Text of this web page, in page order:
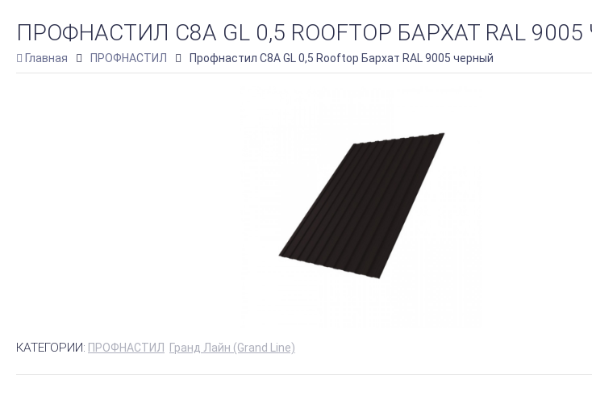
ПРОФНАСТИЛ С8А GL 0,5 ROOFTOP БАРХАТ RAL
Главная ПРОФНАСТИЛ Профнастил С8А GL 0,5 Rooftop Бархат RAL 9005 черный
КАТЕГОРИИ: ПРОФНАСТИЛ Гранд Лайн (Grand Line)